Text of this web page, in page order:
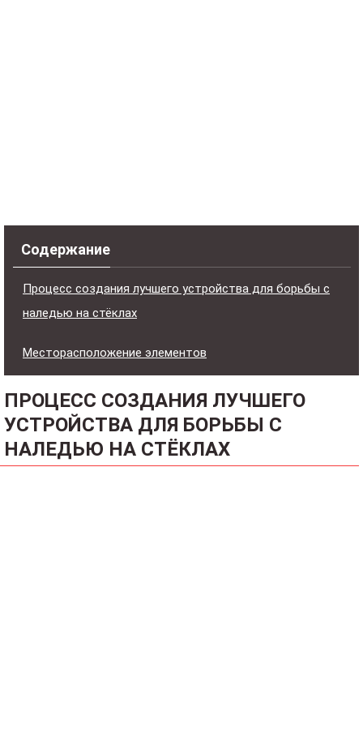
Содержание
Процесс создания лучшего устройства для борьбы с
наледью на стёклах
Месторасположение элементов
ПРОЦЕСС СОЗДАНИЯ ЛУЧШЕГО
УСТРОЙСТВА ДЛЯ БОРЬБЫ С
НАЛЕДЬЮ НА СТЁКЛАХ